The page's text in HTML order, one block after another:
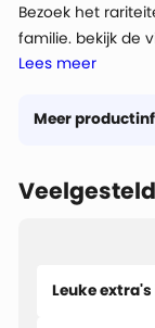
Meer
Bezoek het
familie. bekijk de
voor effect heeft
Lees meer
Leuke